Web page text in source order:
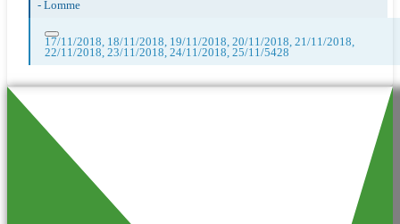
- Lomme
17/11/2018, 18/11/2018, 19/11/2018, 20/11/2018, 21/11/2018,
22/11/2018, 23/11/2018, 24/11/2018, 25/11/5428